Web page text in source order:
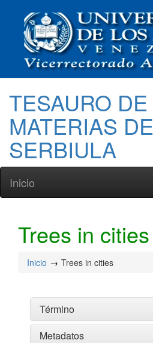
TESAURO DE
MATERIAS DE
SERBIULA
Inicio
Trees in cities
Inicio Trees in cities
Término
Metadatos